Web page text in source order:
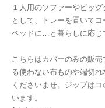
１人用のソファーやビッ
として、トレーを置いて
ベッドに…と暮らしに応じ
こちらはカバーのみの販
る使わない布ものや端切
くださいませ。ジップは
います。